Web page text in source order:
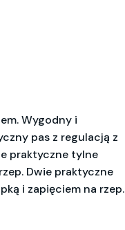
Wygodny i
pas z regulacją z
praktyczne tylne
Dwie praktyczne
i zapięciem na rzep.